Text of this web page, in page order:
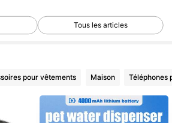
Tous les articles
pour vêtements Maison Téléphones